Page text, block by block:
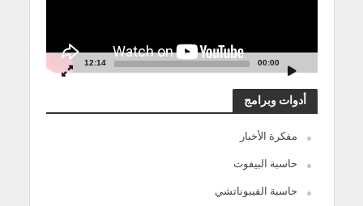
00:00
12:14
أدوات وبرامج
مفكرة الأخبار
حاسبة البيفوت
حاسبة الفيبوناتشي